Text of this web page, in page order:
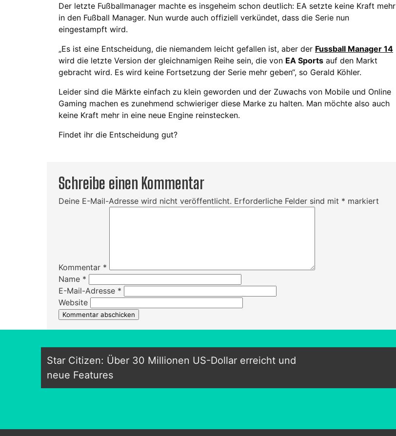
Der letzte Fußballmanager machte es insgeheim schon deutlich: EA setzte keine Kraft mehr
in den Fußball Manager. Nun wurde auch offiziell verkündet, dass die Serie nun
eingestampft wird.
„Es ist eine Entscheidung, die niemandem leicht gefallen ist, aber der Fussball Manager 14
wird die letzte Version der gleichnamigen Reihe sein, die von EA Sports auf den Markt
gebracht wird. Es wird keine Fortsetzung der Serie mehr geben“, so Gerald Köhler.
Leider sind die Märkte einfach zu klein geworden und der Zuwachs von Mobile und Online
Gaming machen es zunehmend schwieriger diese Marke zu halten. Man möchte also auch
keine Kraft mehr in eine neue Engine reinstecken.
Findet ihr die Entscheidung gut?
Schreibe einen Kommentar
Deine E-Mail-Adresse wird nicht veröffentlicht. Erforderliche Felder sind mit * markiert
Kommentar *
Name *
E-Mail-Adresse *
Website
Star Citizen: Über 30 Millionen US-Dollar erreicht und
neue Features